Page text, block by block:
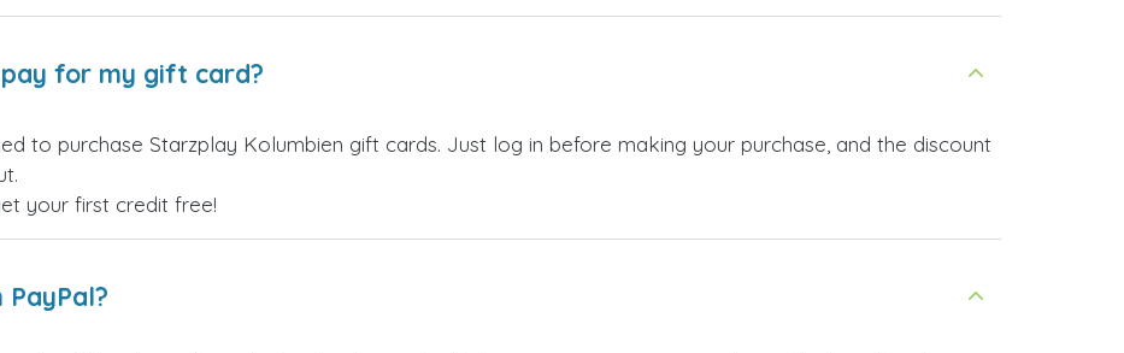
for my gift card?
to purchase Starzplay Kolumbien gift cards. Just log in before making your purchase, and the discount
your first credit free!